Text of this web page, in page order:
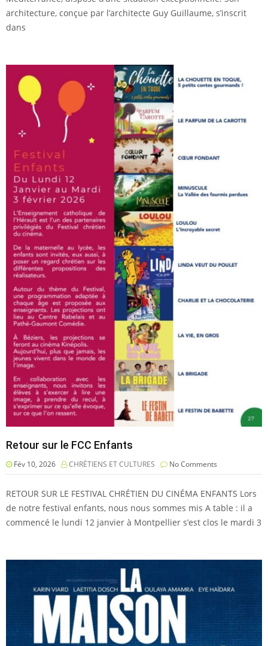
architecture, conçue par l’architecte Guy Guillaume, s’inscrit
dans
Retour sur le FCC Enfants
Fév 10, 2026 CHRÉTIENS ET CULTURES No Comments
RETOUR SUR LE FESTIVAL CHRÉTIEN DU CINÉMA ENFANTS Lors
de notre festival enfants, nous nous sommes mis A table : il a
commencé le lundi 12 janvier à Montpellier s’est clos le mardi 3